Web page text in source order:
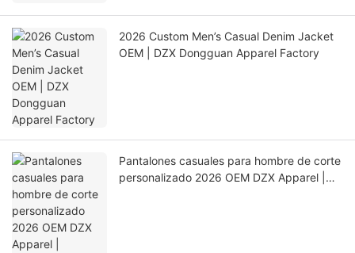
2026 Custom Men’s Casual Denim Jacket
OEM | DZX Dongguan Apparel Factory
Pantalones casuales para hombre de corte
personalizado 2026 OEM DZX Apparel |